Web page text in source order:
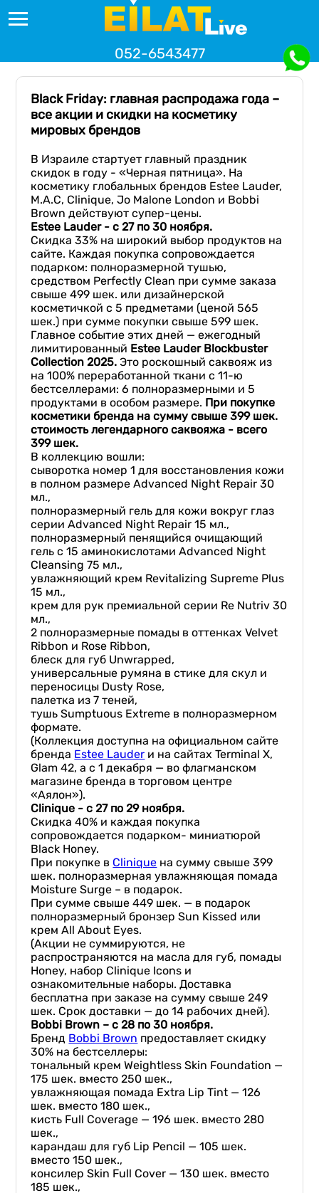
052-6543477
Black Friday: главная распродажа года –
все акции и скидки на косметику
мировых брендов
В Израиле стартует главный праздник
скидок в году - «Черная пятница». На
косметику глобальных брендов Estee Lauder,
М.А.С, Clinique, Jo Malone London и Bobbi
Brown действуют супер-цены.
Estee Lauder - с 27 по 30 ноября.
Скидка 33% на широкий выбор продуктов на
сайте. Каждая покупка сопровождается
подарком: полноразмерной тушью,
средством Perfectly Clean при сумме заказа
свыше 499 шек. или дизайнерской
косметичкой с 5 предметами (ценой 565
шек.) при сумме покупки свыше 599 шек.
Главное событие этих дней — ежегодный
лимитированный Estee Lauder Blockbuster
Collection 2025. Это роскошный саквояж из
на 100% переработанной ткани с 11-ю
бестселлерами: 6 полноразмерными и 5
продуктами в особом размере. При покупке
косметики бренда на сумму свыше 399 шек.
стоимость легендарного саквояжа - всего
399 шек.
В коллекцию вошли:
сыворотка номер 1 для восстановления кожи
в полном размере Advanced Night Repair 30
мл.,
полноразмерный гель для кожи вокруг глаз
серии Advanced Night Repair 15 мл.,
полноразмерный пенящийся очищающий
гель с 15 аминокислотами Advanced Night
Cleansing 75 мл.,
увлажняющий крем Revitalizing Supreme Plus
15 мл.,
крем для рук премиальной серии Re Nutriv 30
мл.,
2 полноразмерные помады в оттенках Velvet
Ribbon и Rose Ribbon,
блеск для губ Unwrapped,
универсальные румяна в стике для скул и
переносицы Dusty Rose,
палетка из 7 теней,
тушь Sumptuous Extreme в полноразмерном
формате.
(Коллекция доступна на официальном сайте
бренда Estee Lauder и на сайтах Terminal X,
Glam 42, а с 1 декабря — во флагманском
магазине бренда в торговом центре
«Аялон»).
Clinique - с 27 по 29 ноября.
Скидка 40% и каждая покупка
сопровождается подарком- миниатюрой
Black Honey.
При покупке в Clinique на сумму свыше 399
шек. полноразмерная увлажняющая помада
Moisture Surge – в подарок.
При сумме свыше 449 шек. — в подарок
полноразмерный бронзер Sun Kissed или
крем All About Eyes.
(Акции не суммируются, не
распространяются на масла для губ, помады
Honey, набор Clinique Icons и
ознакомительные наборы. Доставка
бесплатна при заказе на сумму свыше 249
шек. Срок доставки — до 14 рабочих дней).
Bobbi Brown – с 28 по 30 ноября.
Бренд Bobbi Brown предоставляет скидку
30% на бестселлеры:
тональный крем Weightless Skin Foundation —
175 шек. вместо 250 шек.,
увлажняющая помада Extra Lip Tint — 126
шек. вместо 180 шек.,
кисть Full Coverage — 196 шек. вместо 280
шек.,
карандаш для губ Lip Pencil — 105 шек.
вместо 150 шек.,
консилер Skin Full Cover — 130 шек. вместо
185 шек.,